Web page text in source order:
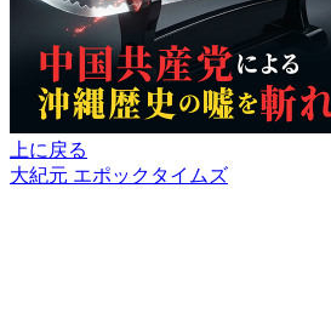
上に戻る
大紀元 エポックタイムズ